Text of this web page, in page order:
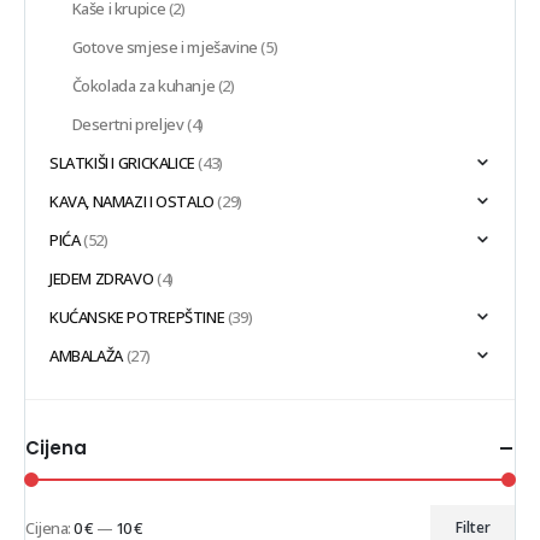
Kaše i krupice(2)
Gotove smjese i mješavine(5)
Čokolada za kuhanje(2)
Desertni preljev(4)
SLATKIŠI I GRICKALICE(43)
KAVA, NAMAZI I OSTALO(29)
PIĆA(52)
JEDEM ZDRAVO(4)
KUĆANSKE POTREPŠTINE(39)
AMBALAŽA(27)
Cijena
Filter
Cijena:0 € — 10 €